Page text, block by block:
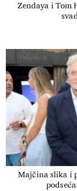
Zendaya i
Majčina slika i